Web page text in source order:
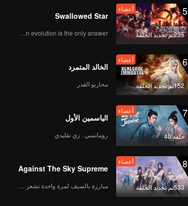
5
235تم تجديد الحلقة
أعضاء
Swallowed Star
Human evolution is the only answer.
6
152تم تجديد الحلقة
أعضاء
الخالد المتمرد
محاربو القدر
7
حلقة 40
أعضاء
الياسمين الأول
رومانسي · زي تقليدي
8
533تم تجديد الحلقة
أعضاء
Against The Sky Supreme